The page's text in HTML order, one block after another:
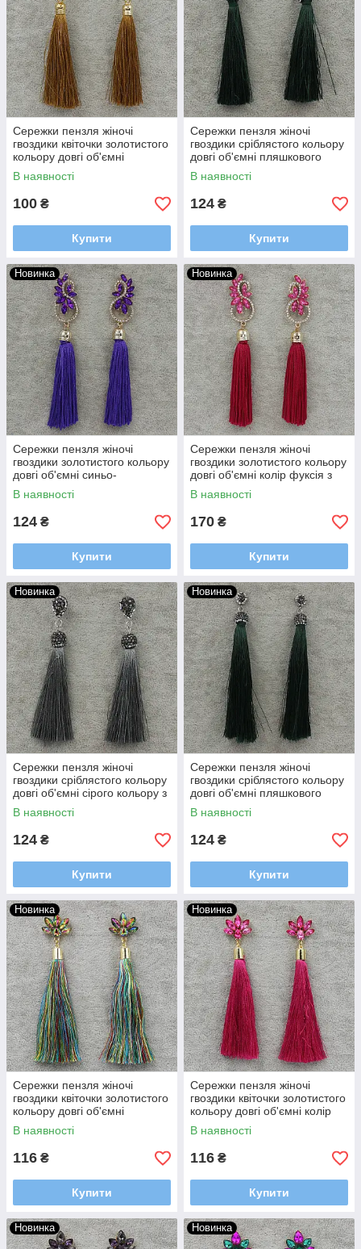
Сережки пензля жіночі
гвоздики квіточки золотистого
кольору довгі об'ємні
теракотового кольору
довжина 10 см
В наявності
100 ₴
Купити
Сережки пензля жіночі
гвоздики сріблястого кольору
довгі об'ємні пляшкового
кольору зі стразами довжина
11 см
В наявності
124 ₴
Купити
Новинка
Сережки пензля жіночі
гвоздики золотистого кольору
довгі об'ємні синьо-
фіолетового кольору в
стразах довжина 12 см
В наявності
124 ₴
Купити
Новинка
Сережки пензля жіночі
гвоздики золотистого кольору
довгі об'ємні колір фуксія з
кристалами довжина 12 см
В наявності
170 ₴
Купити
Новинка
Сережки пензля жіночі
гвоздики сріблястого кольору
довгі об'ємні сірого кольору з
кристалами довжина 10 см
В наявності
124 ₴
Купити
Новинка
Сережки пензля жіночі
гвоздики сріблястого кольору
довгі об'ємні пляшкового
кольору з кристалами
довжина 11 см
В наявності
124 ₴
Купити
Новинка
Сережки пензля жіночі
гвоздики квіточки золотистого
кольору довгі об'ємні
кольорові з кристалами
довжина 11 см
В наявності
116 ₴
Купити
Новинка
Сережки пензля жіночі
гвоздики квіточки золотистого
кольору довгі об'ємні колір
фуксія в стразах довжина 11
см
В наявності
116 ₴
Купити
Новинка Новинка